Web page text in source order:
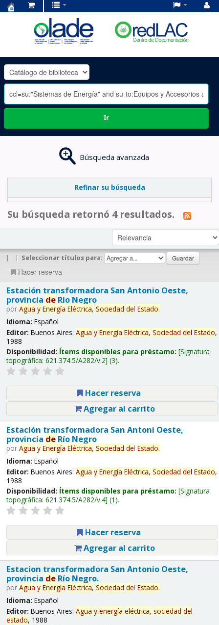
OLADE
-
Ir
Búsqueda avanzada
Refinar su búsqueda
Su búsqueda retornó 4 resultados.
| | Seleccionar títulos para:
Hacer reserva
Estación transformadora San Antonio Oeste,
provincia deRío Negro
por Agua y Energía Eléctrica, Sociedad del Estado.
Idioma: Español
Editor: Buenos Aires: Agua y Energía Eléctrica, Sociedad del Estado,
1988
Disponibilidad: Ítems disponibles para préstamo: Signatura
topográfica: 621.374.5/A282/v.2 (3).
Hacer reserva
Agregar al carrito
Estación transformadora San Antoni Oeste,
provincia deRío Negro
por Agua y Energía Eléctrica, Sociedad del Estado.
Idioma: Español
Editor: Buenos Aires: Agua y Energía Eléctrica, Sociedad del Estado,
1988
Disponibilidad: Ítems disponibles para préstamo: Signatura
topográfica: 621.374.5/A282/v.4 (1).
Hacer reserva
Agregar al carrito
Estacion transformadora San Antonio Oeste,
provincia deRío Negro.
por Agua y Energía Eléctrica, Sociedad del Estado.
Idioma: Español
Editor: Buenos Aires: Agua y energía eléctrica, sociedad del
estado, 1988